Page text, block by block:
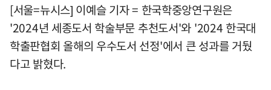
[서울=뉴시스] 이예슬 기자 = 한국학중앙연구원은
'2024년 세종도서 학술부문 추천도서'와 '2024 한국대
학출판협회 올해의 우수도서 선정'에서 큰 성과를 거뒀
다고 밝혔다.